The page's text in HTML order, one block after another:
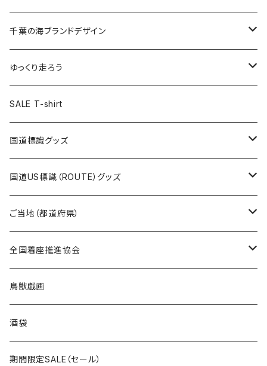
キャップ
トートバッグ
ランチバッグ
エコバッグ
キーホルダー
クリアファイル
缶バッジ
キーホルダー
クリアファイル
缶バッジ54mm
JAGUARさんコラボグッズ
Tシャツ
ステッカー
サコッシュ
ホテルキーホルダー
モーテルキーホルダー
トートバッグ
缶バッジ
クリアファイル
マスク
エコバッグ
千葉ロッテマリーンズコラボ
キャップ
エコバッグ
ステッカー
モーテルキーホルダー
ホテルキーホルダー
トートバッグ
Tシャツ
キャップ
ステッカー
ホテルキーホルダー
千葉の海ブランドデザイン
Tシャツ
キャップ
ステッカー
ゆっくり走ろう
Tシャツ
ステッカー
ホテルキーホルダー
SALE T-shirt
国道標識グッズ
ステッカー
国道0～99号線
国道100～199号線
Tシャツ
キャップ
国道US標識（ROUTE）グッズ
ステッカー
ROUTE 0～99号線
ROUTE100～199号線
Tシャツ
ROUTE 0～99号線
ROUTE 100～199号線
キャップ
ROUTE 0～99号線
ROUTE 100～199号線
ご当地（都道府県）
北海道
青森県
岩手県
宮城県
全国着座推進協会
ステッカー
鳥獣戯画
酒袋
期間限定SALE（セール）